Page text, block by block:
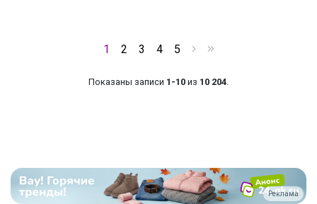
1 2 3 4 5
Показаны записи 1-10 из 10 204
Реклама